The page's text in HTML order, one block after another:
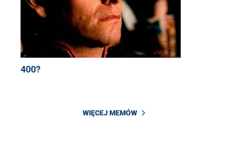
400?
WIĘCEJ MEMÓW